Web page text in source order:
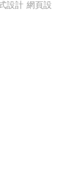
設計 網頁設